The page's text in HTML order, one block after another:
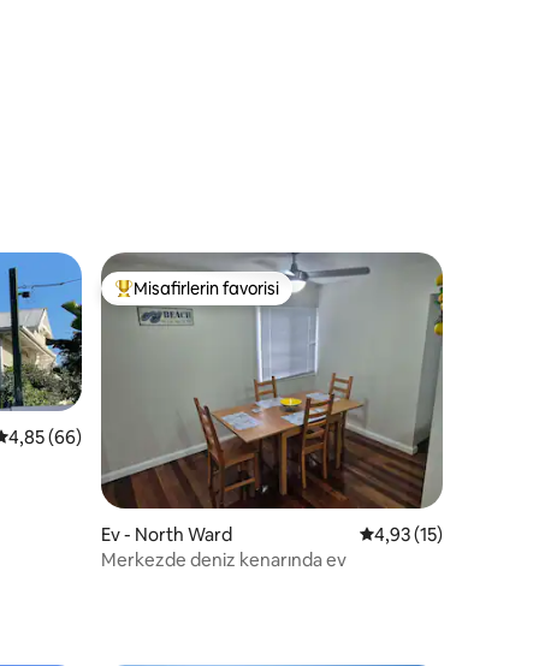
üzerinden ortalama 4,85 puan, 66 değerlendirme
4,85 (66)
Misafirlerin favorilerinden en beğenilenler arasında
Misafirlerin favorisi
Ev - North Ward 5 üzerinden
4,93 (15)
Merkezde deniz kenarında ev